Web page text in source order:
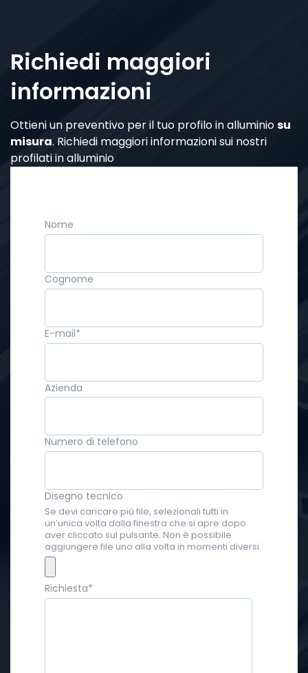
Richiedi maggiori
informazioni
Ottieni un preventivo per il tuo profilo in alluminiosu
misura. Richiedi maggiori informazioni sui nostri
profilati in alluminio
Nome
Cognome
E-mail*
Azienda
Numero di telefono
Disegno tecnico
Se devi caricare più file, selezionali tutti in
un’unica volta dalla finestra che si apre dopo
aver cliccato sul pulsante. Non è possibile
aggiungere file uno alla volta in momenti diversi.
Richiesta*